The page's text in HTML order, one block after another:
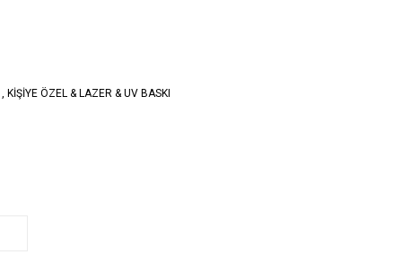
, KİŞİYE ÖZEL & LAZER & UV BASKI